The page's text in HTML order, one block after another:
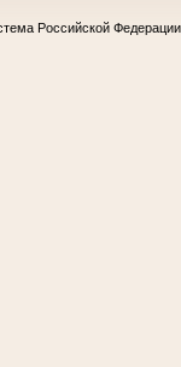
Российской